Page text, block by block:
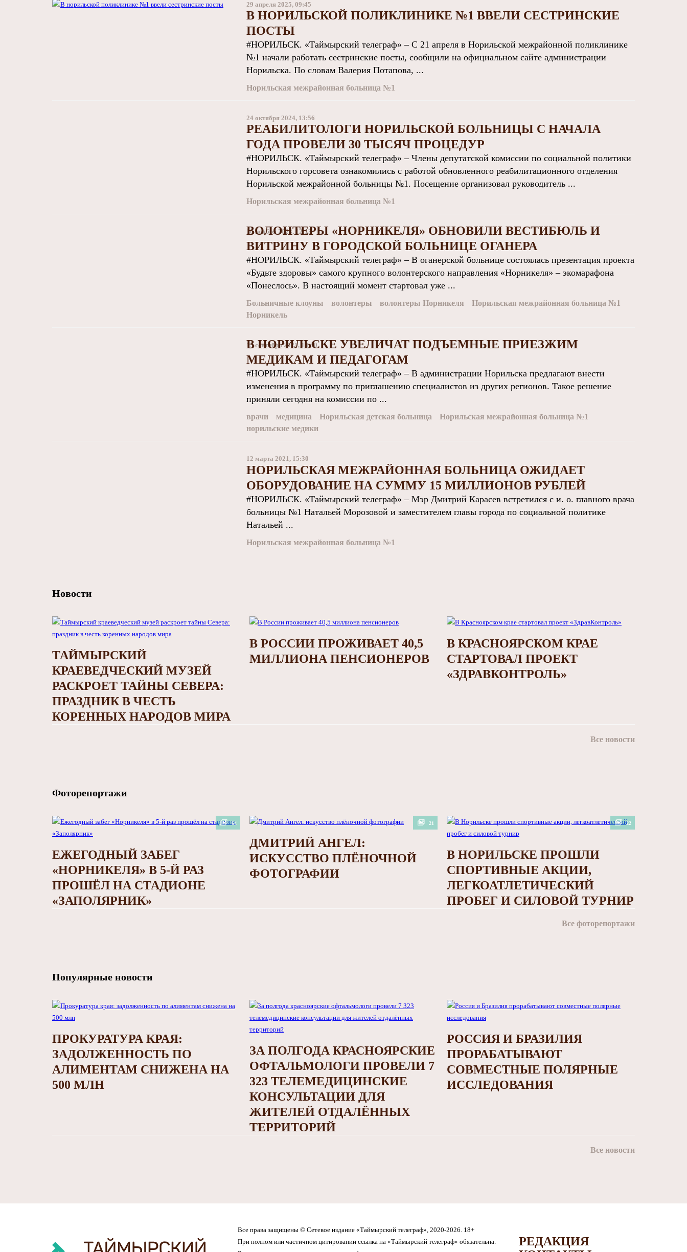
29 апреля 2025, 09:45
В НОРИЛЬСКОЙ ПОЛИКЛИНИКЕ №1 ВВЕЛИ СЕСТРИНСКИЕ
ПОСТЫ
#НОРИЛЬСК. «Таймырский телеграф» – С 21 апреля в Норильской межрайонной поликлинике
№1 начали работать сестринские посты, сообщили на официальном сайте администрации
Норильска. По словам Валерия Потапова, ...
Норильская межрайонная больница №1
24 октября 2024, 13:56
РЕАБИЛИТОЛОГИ НОРИЛЬСКОЙ БОЛЬНИЦЫ С НАЧАЛА
ГОДА ПРОВЕЛИ 30 ТЫСЯЧ ПРОЦЕДУР
#НОРИЛЬСК. «Таймырский телеграф» – Члены депутатской комиссии по социальной политики
Норильского горсовета ознакомились с работой обновленного реабилитационного отделения
Норильской межрайонной больницы №1. Посещение организовал руководитель ...
Норильская межрайонная больница №1
10 ноября 2023, 12:13
ВОЛОНТЕРЫ «НОРНИКЕЛЯ» ОБНОВИЛИ ВЕСТИБЮЛЬ И
ВИТРИНУ В ГОРОДСКОЙ БОЛЬНИЦЕ ОГАНЕРА
#НОРИЛЬСК. «Таймырский телеграф» – В оганерской больнице состоялась презентация проекта
«Будьте здоровы» самого крупного волонтерского направления «Норникеля» – экомарафона
«Понеслось». В настоящий момент стартовал уже ...
Больничные клоуны волонтеры волонтеры Норникеля
Норильская межрайонная больница №1
Норникель
15 сентября 2021, 18:50
В НОРИЛЬСКЕ УВЕЛИЧАТ ПОДЪЕМНЫЕ ПРИЕЗЖИМ
МЕДИКАМ И ПЕДАГОГАМ
#НОРИЛЬСК. «Таймырский телеграф» – В администрации Норильска предлагают внести
изменения в программу по приглашению специалистов из других регионов. Такое решение
приняли сегодня на комиссии по ...
врачи медицина Норильская детская больница
Норильская межрайонная больница №1
норильские медики
12 марта 2021, 15:30
НОРИЛЬСКАЯ МЕЖРАЙОННАЯ БОЛЬНИЦА ОЖИДАЕТ
ОБОРУДОВАНИЕ НА СУММУ 15 МИЛЛИОНОВ РУБЛЕЙ
#НОРИЛЬСК. «Таймырский телеграф» – Мэр Дмитрий Карасев встретился с и. о. главного врача
больницы №1 Натальей Морозовой и заместителем главы города по социальной политике
Натальей ...
Норильская межрайонная больница №1
Новости
ТАЙМЫРСКИЙ
КРАЕВЕДЧЕСКИЙ МУЗЕЙ
РАСКРОЕТ ТАЙНЫ СЕВЕРА:
ПРАЗДНИК В ЧЕСТЬ
КОРЕННЫХ НАРОДОВ МИРА
В РОССИИ ПРОЖИВАЕТ 40,5
МИЛЛИОНА ПЕНСИОНЕРОВ
В КРАСНОЯРСКОМ КРАЕ
СТАРТОВАЛ ПРОЕКТ
«ЗДРАВКОНТРОЛЬ»
Все новости
Фоторепортажи
64
ЕЖЕГОДНЫЙ ЗАБЕГ
«НОРНИКЕЛЯ» В 5-Й РАЗ
ПРОШЁЛ НА СТАДИОНЕ
«ЗАПОЛЯРНИК»
21
ДМИТРИЙ АНГЕЛ:
ИСКУССТВО ПЛЁНОЧНОЙ
ФОТОГРАФИИ
22
В НОРИЛЬСКЕ ПРОШЛИ
СПОРТИВНЫЕ АКЦИИ,
ЛЕГКОАТЛЕТИЧЕСКИЙ
ПРОБЕГ И СИЛОВОЙ ТУРНИР
Все фоторепортажи
Популярные новости
ПРОКУРАТУРА КРАЯ:
ЗАДОЛЖЕННОСТЬ ПО
АЛИМЕНТАМ СНИЖЕНА НА
500 МЛН
ЗА ПОЛГОДА КРАСНОЯРСКИЕ
ОФТАЛЬМОЛОГИ ПРОВЕЛИ 7
323 ТЕЛЕМЕДИЦИНСКИЕ
КОНСУЛЬТАЦИИ ДЛЯ
ЖИТЕЛЕЙ ОТДАЛЁННЫХ
ТЕРРИТОРИЙ
РОССИЯ И БРАЗИЛИЯ
ПРОРАБАТЫВАЮТ
СОВМЕСТНЫЕ ПОЛЯРНЫЕ
ИССЛЕДОВАНИЯ
Все новости
Все права защищены © Сетевое издание «Таймырский телеграф», 2020-2026. 18+
При полном или частичном цитировании ссылка на «Таймырский телеграф» обязательна.
РЕДАКЦИЯ